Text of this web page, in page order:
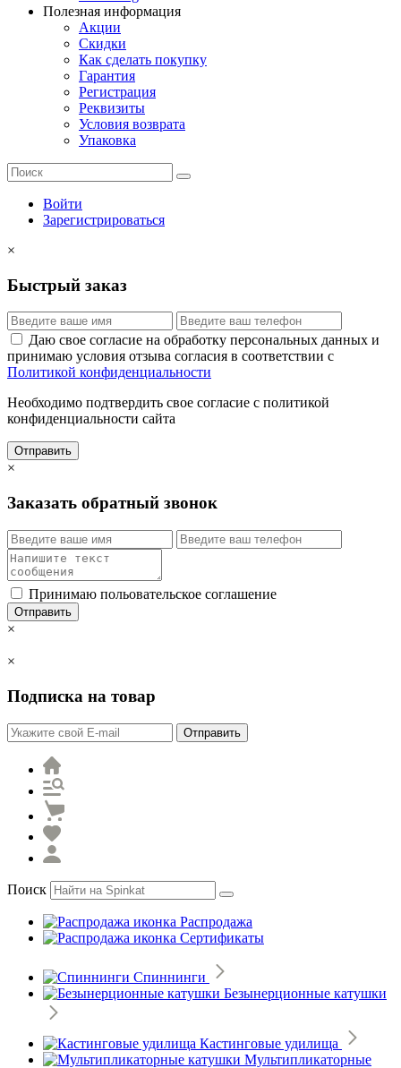
Полезная информация
Акции
Скидки
Как сделать покупку
Гарантия
Регистрация
Реквизиты
Условия возврата
Упаковка
Войти
Зарегистрироваться
×
Быстрый заказ
Даю свое согласие на обработку персональных данных и
принимаю условия отзыва согласия в соответствии с
Политикой конфиденциальности
Необходимо подтвердить свое согласие с политикой
конфиденциальности сайта
Отправить
×
Заказать обратный звонок
Принимаю польовательское соглашение
Отправить
×
×
Подписка на товар
Отправить
Поиск
Распродажа
Сертификаты
Спиннинги
Безынерционные катушки
Кастинговые удилища
Мультипликаторные